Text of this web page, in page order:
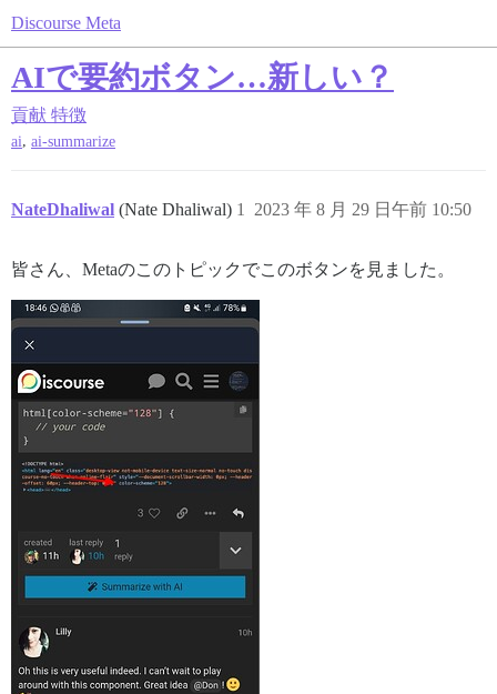
Discourse Meta
AIで要約ボタン…新しい？
貢献 特徴
ai, ai-summarize
NateDhaliwal (Nate Dhaliwal) 2023 年 8 月 29 日午前 10:50
1
皆さん、Metaのこのトピックでこのボタンを見ました。